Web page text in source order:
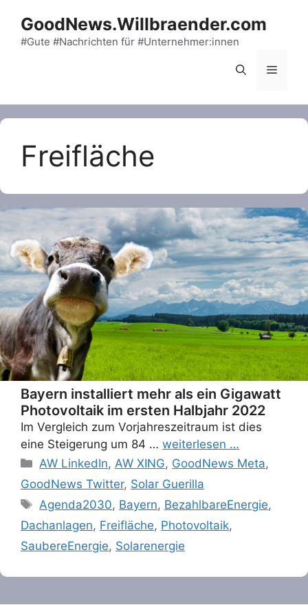
content
GoodNews.Willbraender.com
#Gute #Nachrichten für #Unternehmer:innen
Menu
Freifläche
Bayern installiert mehr als ein Gigawatt
Photovoltaik im ersten Halbjahr 2022
Im Vergleich zum Vorjahreszeitraum ist dies
eine Steigerung um 84 … weiterlesen …
Categories
AW LinkedIn, AW XING, GoodNews Meta,
GoodNews Twitter, Solar Guerilla
Tags
Agenda2030, Bayern, BezahlbareEnergie,
Dachanlagen, Freifläche, Photovoltaik,
SaubereEnergie, Solarenergie